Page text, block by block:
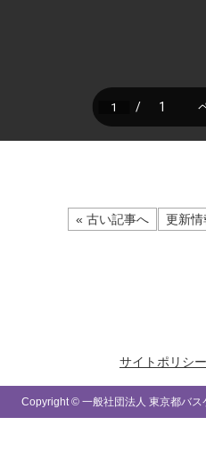
« 古い記事へ 更新情
サイトポリシー
Copyright © 一般社団法人 東京都バ